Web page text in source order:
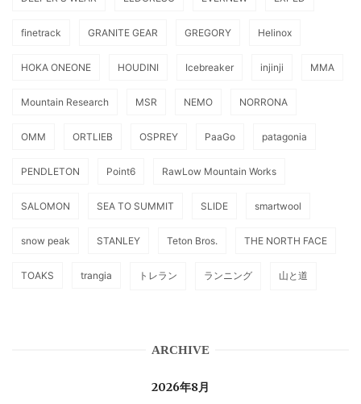
finetrack GRANITE GEAR GREGORY Helinox
HOKA ONEONE HOUDINI Icebreaker injinji MMA
Mountain Research MSR NEMO NORRONA
OMM ORTLIEB OSPREY PaaGo patagonia
PENDLETON Point6 RawLow Mountain Works
SALOMON SEA TO SUMMIT SLIDE smartwool
snow peak STANLEY Teton Bros. THE NORTH FACE
TOAKS trangia トレラン ランニング 山と道
ARCHIVE
2026年8月